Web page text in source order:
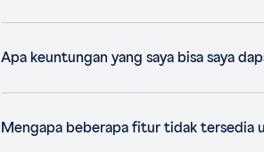
Apa keuntungan yang saya bisa saya
Mengapa beberapa fitur tidak tersedia